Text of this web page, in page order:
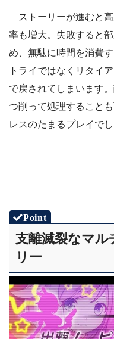
ストーリーが進むと
率も増大。失敗すると
め、無駄に時間を消費
トライではなくリタイ
で戻されてしまいます
つ削って処理すること
レスのたまるプレイでし
支離滅裂なマ
リー